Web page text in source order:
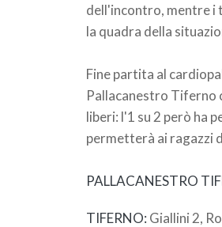
dell'incontro, mentre i
la quadra della
Fine partita al
Pallacanestro Tiferno
liberi: l'1 su 2 però ha
permetterà ai ragazzi
PALLACANESTRO
TIFERNO: Giallini 2,